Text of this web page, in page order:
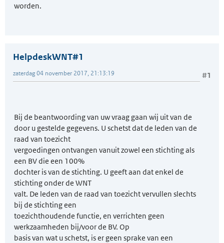
worden.
HelpdeskWNT#1
#1
zaterdag 04 november 2017, 21:13:19
Bij de beantwoording van uw vraag gaan wij uit van de
door u gestelde gegevens. U schetst dat de leden van de
raad van toezicht
vergoedingen ontvangen vanuit zowel een stichting als
een BV die een 100%
dochter is van de stichting. U geeft aan dat enkel de
stichting onder de WNT
valt. De leden van de raad van toezicht vervullen slechts
bij de stichting een
toezichthoudende functie, en verrichten geen
werkzaamheden bij/voor de BV. Op
basis van wat u schetst, is er geen sprake van een